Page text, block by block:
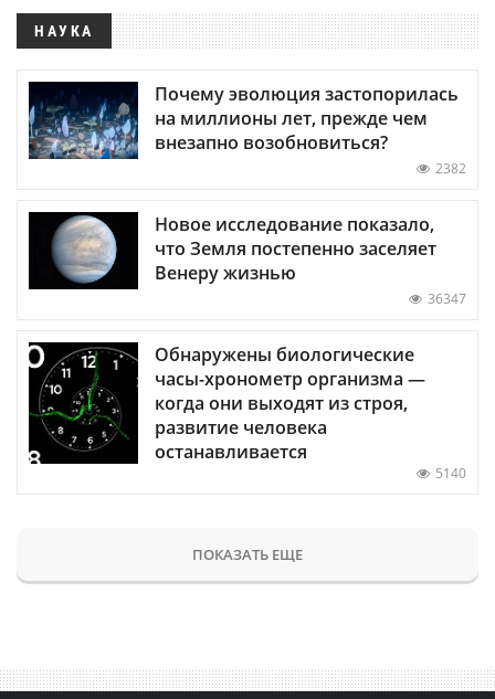
НАУКА
Почему эволюция застопорилась
на миллионы лет, прежде чем
внезапно возобновиться?
2382
Новое исследование показало,
что Земля постепенно заселяет
Венеру жизнью
36347
Обнаружены биологические
часы-хронометр организма —
когда они выходят из строя,
развитие человека
останавливается
5140
ПОКАЗАТЬ ЕЩЕ